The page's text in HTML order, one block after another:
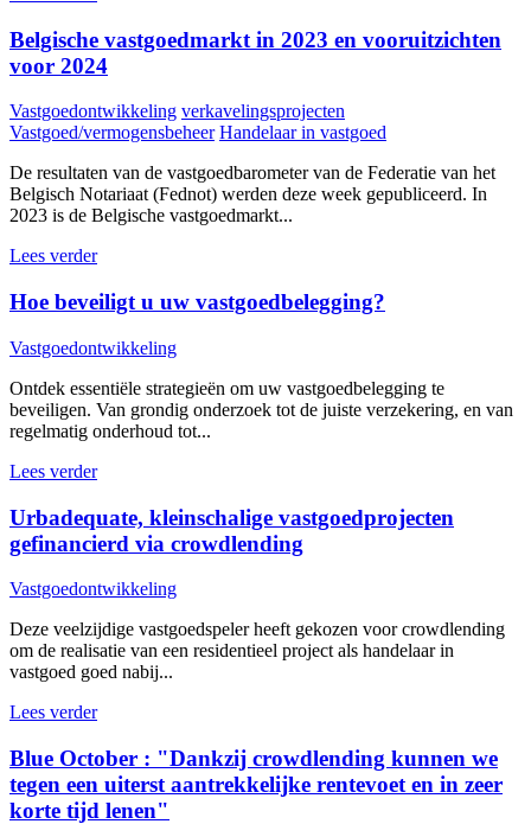
Belgische vastgoedmarkt in 2023 en vooruitzichten
voor 2024
Vastgoedontwikkeling verkavelingsprojecten
Vastgoed/vermogensbeheer Handelaar in vastgoed
De resultaten van de vastgoedbarometer van de Federatie van het
Belgisch Notariaat (Fednot) werden deze week gepubliceerd. In
2023 is de Belgische vastgoedmarkt...
Lees verder
Hoe beveiligt u uw vastgoedbelegging?
Vastgoedontwikkeling
Ontdek essentiële strategieën om uw vastgoedbelegging te
beveiligen. Van grondig onderzoek tot de juiste verzekering, en van
regelmatig onderhoud tot...
Lees verder
Urbadequate, kleinschalige vastgoedprojecten
gefinancierd via crowdlending
Vastgoedontwikkeling
Deze veelzijdige vastgoedspeler heeft gekozen voor crowdlending
om de realisatie van een residentieel project als handelaar in
vastgoed goed nabij...
Lees verder
Blue October : "Dankzij crowdlending kunnen we
tegen een uiterst aantrekkelijke rentevoet en in zeer
korte tijd lenen"